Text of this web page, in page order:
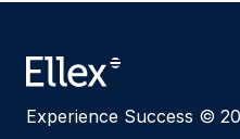
Experience Success ©